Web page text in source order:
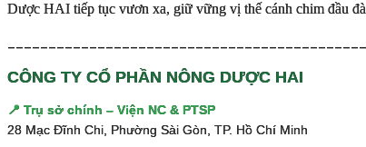
Dược HAI tiếp tục vươn xa, giữ vững vị thế cánh chim đầu
CÔNG TY CỔ PHẦN NÔNG DƯỢC HAI
📍 Trụ sở chính – Viện NC & PTSP
28 Mạc Đĩnh Chi, Phường Sài Gòn, TP. Hồ Chí Minh